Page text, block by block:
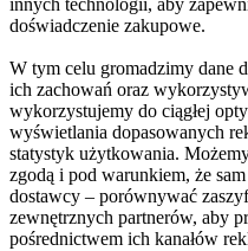
innych technologii, aby
doświadczenie zakupowe.
W tym celu gromadzimy dane
ich zachowań oraz
wykorzystujemy do ciągłej
wyświetlania dopasowanych
statystyk użytkowania.
zgodą i pod warunkiem, że
dostawcy – porównywać
zewnętrznych partnerów, aby
pośrednictwem ich kanałów